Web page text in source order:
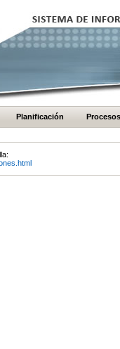
Planificación Procesos